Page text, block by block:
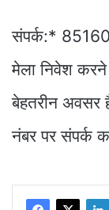
संपर्क:*
मेला निवेश
बेहतरीन अवसर
नंबर पर संपर्क